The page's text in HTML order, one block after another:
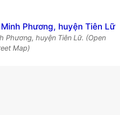
Phương, huyện Tiên Lữ. (Open
Map)